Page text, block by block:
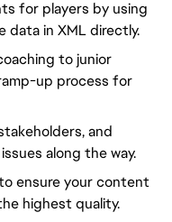
for players by using
data in XML directly.
to junior
up process for
and
along the way.
ensure your content
highest quality.